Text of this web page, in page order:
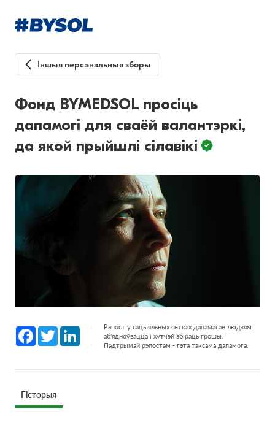
Іншыя персанальныя зборы
Фонд BYMEDSOL просіць
дапамогі для сваёй валантэркі,
да якой прыйшлі сілавікі
Facebook
Twitter LinkedInРэпост у сацыяльных сетках дапамагае людзям
аб'ядноўвацца і хутчэй збіраць грошы.
Падтрымай рэпостам - гэта таксама дапамога.
Гісторыя